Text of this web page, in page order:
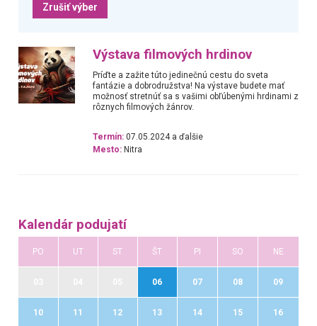
Zrušiť výber
Výstava filmových hrdinov
Príďte a zažite túto jedinečnú cestu do sveta
fantázie a dobrodružstva! Na výstave budete mať
možnosť stretnúť sa s vašimi obľúbenými hrdinami z
rôznych filmových žánrov.
Termín: 07.05.2024 a ďalšie
Mesto: Nitra
Kalendár podujatí
PO UT ST ŠT PI SO NE
06 07 08 09
10 11 12 13 14 15 16